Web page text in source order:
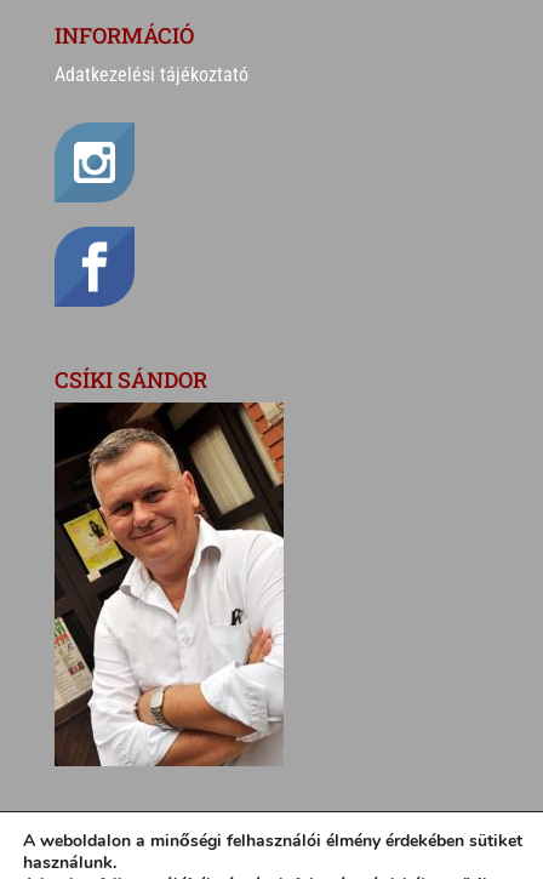
INFORMÁCIÓ
Adatkezelési tájékoztató
CSÍKI SÁNDOR
A weboldalon a minőségi felhasználói élmény érdekében sütiket
használunk.